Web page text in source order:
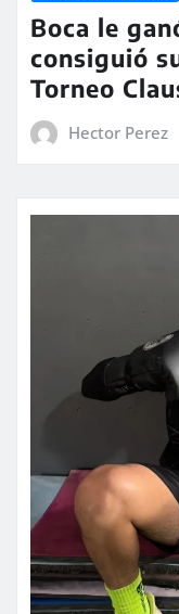
Boca le
consiguió
Torneo
Hector Perez